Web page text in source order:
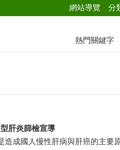
網站導覽 分
熱門關鍵字
肝炎篩檢宣導
成國人慢性肝病與肝癌的主要